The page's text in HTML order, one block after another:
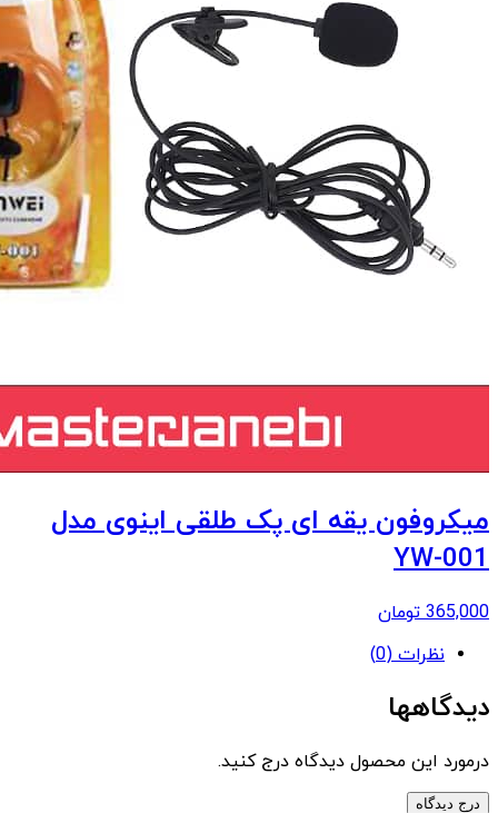
میکروفون یقه ای پک طلقی اینوی مدل
YW-001
365,000 تومان
نظرات (0)
دیدگاهها
درمورد این محصول دیدگاه درج کنید.
درج دیدگاه